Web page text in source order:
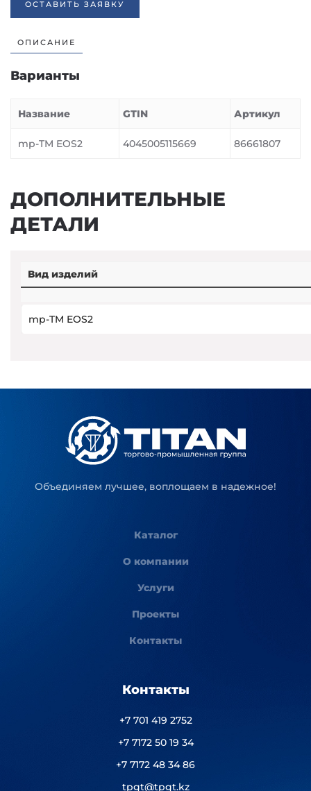
ОСТАВИТЬ ЗАЯВКУ
ОПИСАНИЕ
Варианты
Название GTIN Артикул
mp-TM EOS2 4045005115669 86661807
ДОПОЛНИТЕЛЬНЫЕ
ДЕТАЛИ
Вид изделий
mp-TM EOS2
Объединяем лучшее, воплощаем в надежное!
Каталог
О компании
Услуги
Проекты
Контакты
Контакты
+7 701 419 2752
+7 7172 50 19 34
+7 7172 48 34 86
tpgt@tpgt.kz